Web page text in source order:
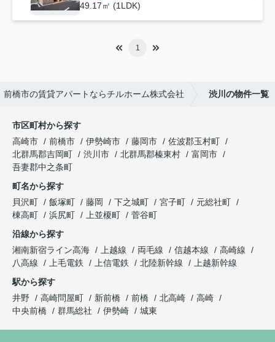
49.17㎡ (1LDK)
1
前橋市の賃貸アパートならチルホーム株式会社 渋川の物件一覧
市区町村から探す
高崎市
前橋市 伊勢崎市 藤岡市
佐波郡玉村町
北群馬郡吉岡町
渋川市 北群馬郡榛東村
富岡市
吾妻郡中之条町
町名から探す
貝沢町
飯塚町 藤岡 下之城町 宮子町
元総社町
棟高町
浜尻町 上並榎町
菅谷町
沿線から探す
湘南新宿ライン高海
上越線 両毛線 信越本線
高崎線
八高線
上毛電鉄 上信電鉄 北陸新幹線
上越新幹線
駅から探す
井野
高崎問屋町 新前橋 前橋 北高崎
高崎
中央前橋
群馬総社 伊勢崎 城東